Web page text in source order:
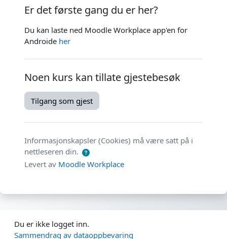
Er det første gang du er her?
Du kan laste ned Moodle Workplace app'en for
Androide her
Noen kurs kan tillate gjestebesøk
Tilgang som gjest
Informasjonskapsler (Cookies) må være satt på i
nettleseren din.
Levert av Moodle Workplace
Du er ikke logget inn.
Sammendrag av dataoppbevaring